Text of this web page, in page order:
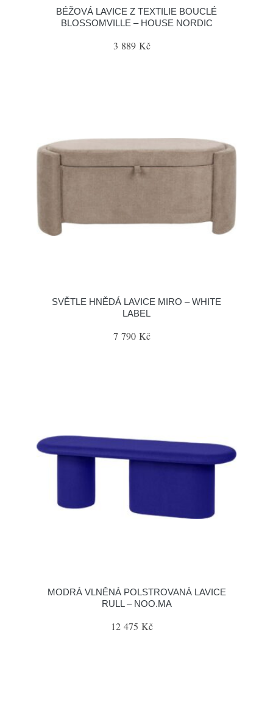
BÉŽOVÁ LAVICE Z TEXTILIE BOUCLÉ
BLOSSOMVILLE – HOUSE NORDIC
3 889 Kč
SVĚTLE HNĚDÁ LAVICE MIRO – WHITE
LABEL
7 790 Kč
MODRÁ VLNĚNÁ POLSTROVANÁ LAVICE
RULL – NOO.MA
12 475 Kč